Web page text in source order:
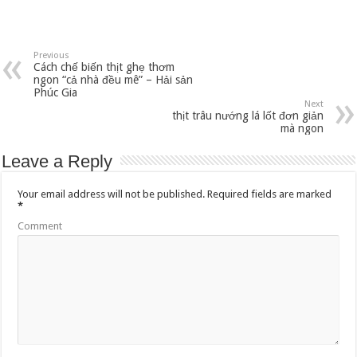
Previous
Cách chế biến thịt ghẹ thơm
ngon “cả nhà đều mê” – Hải sản
Phúc Gia
Next
thịt trâu nướng lá lốt đơn giản
mà ngon
Leave a Reply
Your email address will not be published. Required fields are marked
*
Comment